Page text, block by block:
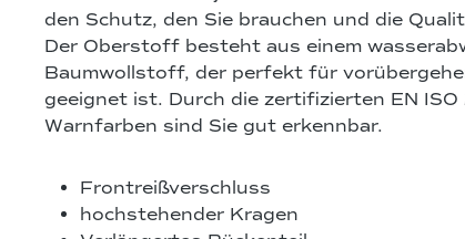
den Schutz, den Sie brauchen und die
Der Oberstoff besteht aus einem
Baumwollstoff, der perfekt für
geeignet ist. Durch die zertifizierten EN
Warnfarben sind Sie gut erkennbar.
Frontreißverschluss
hochstehender Kragen